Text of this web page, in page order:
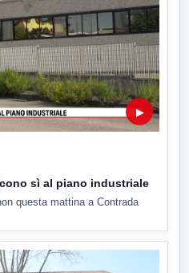
▶
sì al piano industriale
questa mattina a Contrada